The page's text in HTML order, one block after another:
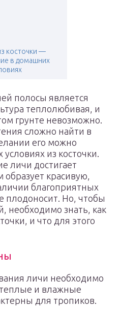
косточки —
в домашних
полосы является
теплолюбивая, и
грунте невозможно.
сложно найти в
его можно
из косточки.
личи достигает
красивую,
благоприятных
плодоносит. Но, чтобы
необходимо знать, как
и что для этого
личи необходимо
и влажные
для тропиков.